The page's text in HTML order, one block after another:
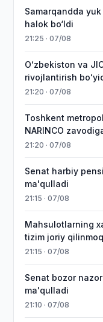
Samarqandda
halok bo‘ldi
21:25 · 07/08
Oʻzbekiston va
rivojlantirish
21:20 · 07/08
Toshkent
NARINCO
21:20 · 07/08
Senat harbiy
ma'qulladi
21:15 · 07/08
Mahsulotlarning
tizim joriy
21:15 · 07/08
Senat bozor
ma'qulladi
21:10 · 07/08